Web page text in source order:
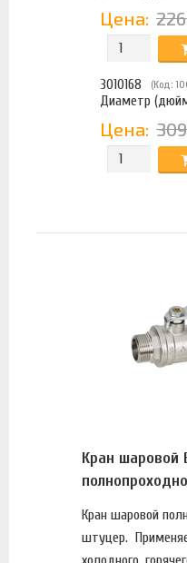
Цена:
3010168 (Код:
Диаметр
Цена:
Кран шаровой
Кран шаровой
штуцер.